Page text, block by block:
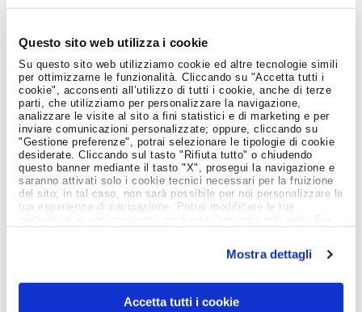
Questo sito web utilizza i cookie
Su questo sito web utilizziamo cookie ed altre tecnologie simili
per ottimizzarne le funzionalità. Cliccando su "Accetta tutti i
cookie", acconsenti all’utilizzo di tutti i cookie, anche di terze
parti, che utilizziamo per personalizzare la navigazione,
analizzare le visite al sito a fini statistici e di marketing e per
inviare comunicazioni personalizzate; oppure, cliccando su
"Gestione preferenze", potrai selezionare le tipologie di cookie
desiderate. Cliccando sul tasto "Rifiuta tutto" o chiudendo
questo banner mediante il tasto "X", prosegui la navigazione e
saranno attivati solo i cookie tecnici necessari per la fruizione
del sito; in tal caso, non sarà possibile per noi personalizzare la
tua esperienza di navigazione. Potrai modificare le tue
Mostra dettagli
Accetta tutti i cookie
MAGAZINE
Notizie dal Mondo del Lavoro